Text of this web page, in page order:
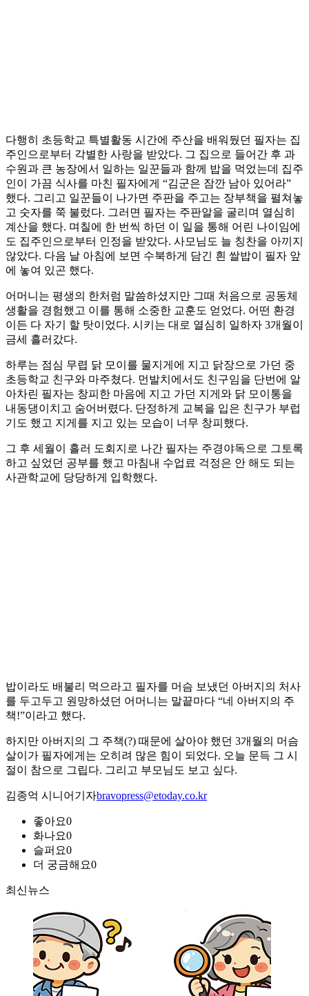
다행히 초등학교 특별활동 시간에 주산을 배워뒀던 필자는 집
주인으로부터 각별한 사랑을 받았다. 그 집으로 들어간 후 과
수원과 큰 농장에서 일하는 일꾼들과 함께 밥을 먹었는데 집주
인이 가끔 식사를 마친 필자에게 “김군은 잠깐 남아 있어라”
했다. 그리고 일꾼들이 나가면 주판을 주고는 장부책을 펼쳐놓
고 숫자를 쭉 불렀다. 그러면 필자는 주판알을 굴리며 열심히
계산을 했다. 며칠에 한 번씩 하던 이 일을 통해 어린 나이임에
도 집주인으로부터 인정을 받았다. 사모님도 늘 칭찬을 아끼지
않았다. 다음 날 아침에 보면 수북하게 담긴 흰 쌀밥이 필자 앞
에 놓여 있곤 했다.
어머니는 평생의 한처럼 말씀하셨지만 그때 처음으로 공동체
생활을 경험했고 이를 통해 소중한 교훈도 얻었다. 어떤 환경
이든 다 자기 할 탓이었다. 시키는 대로 열심히 일하자 3개월이
금세 흘러갔다.
하루는 점심 무렵 닭 모이를 물지게에 지고 닭장으로 가던 중
초등학교 친구와 마주쳤다. 먼발치에서도 친구임을 단번에 알
아차린 필자는 창피한 마음에 지고 가던 지게와 닭 모이통을
내동댕이치고 숨어버렸다. 단정하게 교복을 입은 친구가 부럽
기도 했고 지게를 지고 있는 모습이 너무 창피했다.
그 후 세월이 흘러 도회지로 나간 필자는 주경야독으로 그토록
하고 싶었던 공부를 했고 마침내 수업료 걱정은 안 해도 되는
사관학교에 당당하게 입학했다.
밥이라도 배불리 먹으라고 필자를 머슴 보냈던 아버지의 처사
를 두고두고 원망하셨던 어머니는 말끝마다 “네 아버지의 주
책!”이라고 했다.
하지만 아버지의 그 주책(?) 때문에 살아야 했던 3개월의 머슴
살이가 필자에게는 오히려 많은 힘이 되었다. 오늘 문득 그 시
절이 참으로 그립다. 그리고 부모님도 보고 싶다.
김종억 시니어기자bravopress@etoday.co.kr
좋아요0
화나요0
슬퍼요0
더 궁금해요0
최신뉴스